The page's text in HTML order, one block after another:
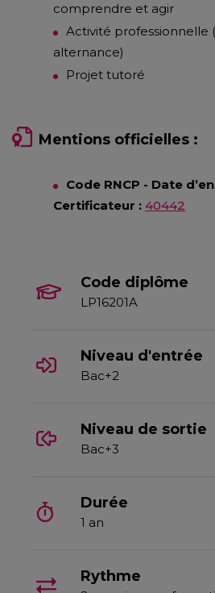
comprendre et agir
Activité
alternance)
Projet tutoré
Mentions officielles :
Code RNCP - Date
Certificateur : 40442
Code diplôme
LP16201A
Niveau d'entrée
Bac+2
Niveau de sortie
Bac+3
Durée
1 an
Rythme